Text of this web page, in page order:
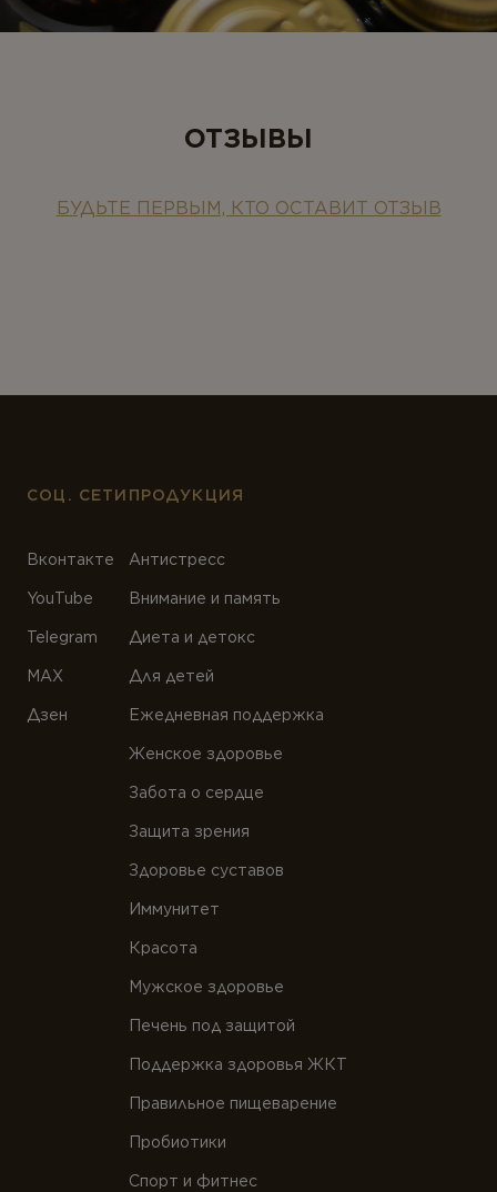
ОТЗЫВЫ
БУДЬТЕ ПЕРВЫМ, КТО ОСТАВИТ ОТЗЫВ
СОЦ. СЕТИ
Вконтакте
YouTube
Telegram
MAX
Дзен
ПРОДУКЦИЯ
Антистресс
Внимание и память
Диета и детокс
Для детей
Ежедневная поддержка
Женское здоровье
Забота о сердце
Защита зрения
Здоровье суставов
Иммунитет
Красота
Мужское здоровье
Печень под защитой
Поддержка здоровья ЖКТ
Правильное пищеварение
Пробиотики
Спорт и фитнес